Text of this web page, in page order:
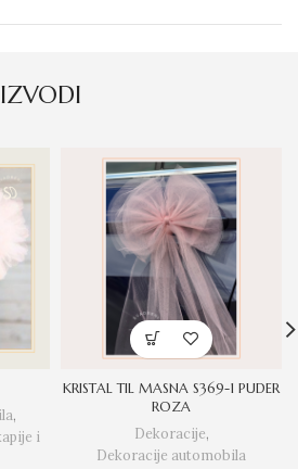
,
i
KRISTAL TIL MASNA S369-1 PUDER
ROZA
Dekoracije,
Dekoracije automobila